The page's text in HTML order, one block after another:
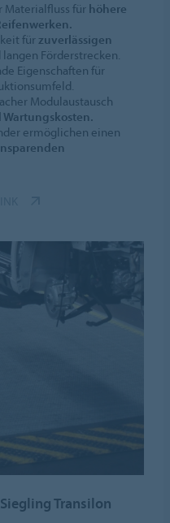
Materialfluss für höhere
für zuverlässigen
Förderstrecken.
Eigenschaften für
Modulaustausch
ermöglichen einen
Siegling Transilon